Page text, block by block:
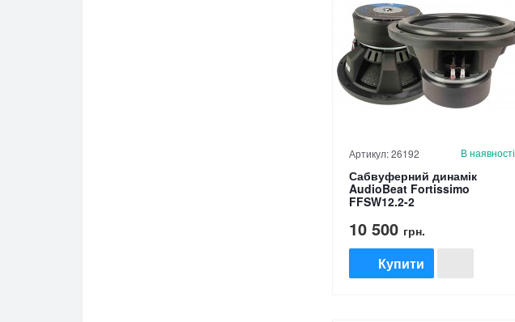
Артикул: 26192 В наявності
Сабвуферний динамік
AudioBeat Fortissimo
FFSW12.2-2
10 500 грн.
Купити